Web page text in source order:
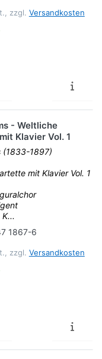
zzgl. Versandkosten
- Weltliche
Klavier Vol. 1
(1833-1897)
mit Klavier Vol. 1
1867-6
zzgl. Versandkosten